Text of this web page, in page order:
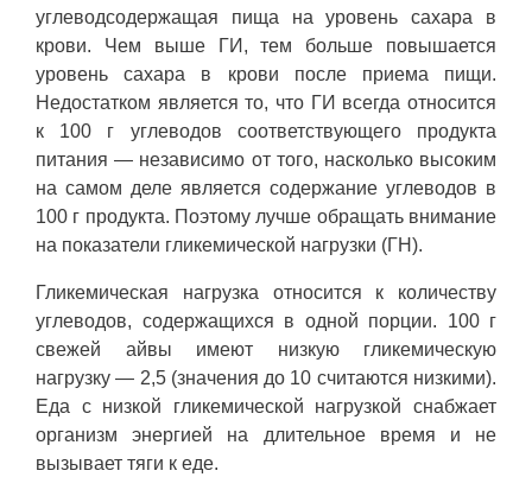
углеводсодержащая пища на уровень сахара в
крови. Чем выше ГИ, тем больше повышается
уровень сахара в крови после приема пищи.
Недостатком является то, что ГИ всегда относится
к 100 г углеводов соответствующего продукта
питания — независимо от того, насколько высоким
на самом деле является содержание углеводов в
100 г продукта. Поэтому лучше обращать внимание
на показатели гликемической нагрузки (ГН).
Гликемическая нагрузка относится к количеству
углеводов, содержащихся в одной порции. 100 г
свежей айвы имеют низкую гликемическую
нагрузку — 2,5 (значения до 10 считаются низкими).
Еда с низкой гликемической нагрузкой снабжает
организм энергией на длительное время и не
вызывает тяги к еде.